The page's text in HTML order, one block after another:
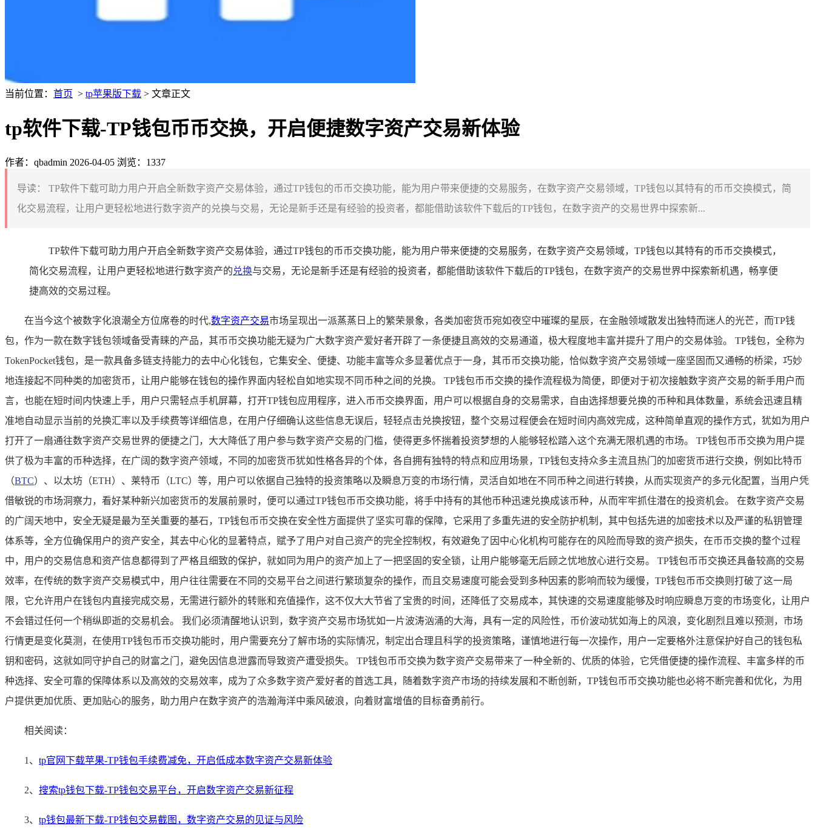
当前位置： 首页 > tp苹果版下载 > 文章正文
tp软件下载-TP钱包币币交换，开启便捷数字资产交易新体验
作者：qbadmin 2026-04-05 浏览：1337
导读：
TP软件下载可助力用户开启全新数字资产交易体验，通过TP钱包的币币交换功能，能为用户带来便捷的交易服务，在数字资产交易领域，TP钱包以其特有的币币交换模式，简
化交易流程，让用户更轻松地进行数字资产的兑换与交易，无论是新手还是有经验的投资者，都能借助该软件下载后的TP钱包，在数字资产的交易世界中探索新...
TP软件下载可助力用户开启全新数字资产交易体验，通过TP钱包的币币交换功能，能为用户带来便捷的交易服务，在数字资产交易领域，TP钱包以其特有的币币交换模式，
简化交易流程，让用户更轻松地进行数字资产的兑换与交易，无论是新手还是有经验的投资者，都能借助该软件下载后的TP钱包，在数字资产的交易世界中探索新机遇，畅享便
捷高效的交易过程。
在当今这个被数字化浪潮全方位席卷的时代,数字资产交易市场呈现出一派蒸蒸日上的繁荣景象，各类加密货币宛如夜空中璀璨的星辰，在金融领域散发出独特而迷人的光芒，而TP钱
包，作为一款在数字钱包领域备受青睐的产品，其币币交换功能无疑为广大数字资产爱好者开辟了一条便捷且高效的交易通道，极大程度地丰富并提升了用户的交易体验。 TP钱包，全称为
TokenPocket钱包，是一款具备多链支持能力的去中心化钱包，它集安全、便捷、功能丰富等众多显著优点于一身，其币币交换功能，恰似数字资产交易领域一座坚固而又通畅的桥梁，巧妙
地连接起不同种类的加密货币，让用户能够在钱包的操作界面内轻松自如地实现不同币种之间的兑换。 TP钱包币币交换的操作流程极为简便，即便对于初次接触数字资产交易的新手用户而
言，也能在短时间内快速上手，用户只需轻点手机屏幕，打开TP钱包应用程序，进入币币交换界面，用户可以根据自身的交易需求，自由选择想要兑换的币种和具体数量，系统会迅速且精
准地自动显示当前的兑换汇率以及手续费等详细信息，在用户仔细确认这些信息无误后，轻轻点击兑换按钮，整个交易过程便会在短时间内高效完成，这种简单直观的操作方式，犹如为用户
打开了一扇通往数字资产交易世界的便捷之门，大大降低了用户参与数字资产交易的门槛，使得更多怀揣着投资梦想的人能够轻松踏入这个充满无限机遇的市场。 TP钱包币币交换为用户提
供了极为丰富的币种选择，在广阔的数字资产领域，不同的加密货币犹如性格各异的个体，各自拥有独特的特点和应用场景，TP钱包支持众多主流且热门的加密货币进行交换，例如比特币
（BTC）、以太坊（ETH）、莱特币（LTC）等，用户可以依据自己独特的投资策略以及瞬息万变的市场行情，灵活自如地在不同币种之间进行转换，从而实现资产的多元化配置，当用户凭
借敏锐的市场洞察力，看好某种新兴加密货币的发展前景时，便可以通过TP钱包币币交换功能，将手中持有的其他币种迅速兑换成该币种，从而牢牢抓住潜在的投资机会。 在数字资产交易
的广阔天地中，安全无疑是最为至关重要的基石，TP钱包币币交换在安全性方面提供了坚实可靠的保障，它采用了多重先进的安全防护机制，其中包括先进的加密技术以及严谨的私钥管理
体系等，全方位确保用户的资产安全，其去中心化的显著特点，赋予了用户对自己资产的完全控制权，有效避免了因中心化机构可能存在的风险而导致的资产损失，在币币交换的整个过程
中，用户的交易信息和资产信息都得到了严格且细致的保护，就如同为用户的资产加上了一把坚固的安全锁，让用户能够毫无后顾之忧地放心进行交易。 TP钱包币币交换还具备较高的交易
效率，在传统的数字资产交易模式中，用户往往需要在不同的交易平台之间进行繁琐复杂的操作，而且交易速度可能会受到多种因素的影响而较为缓慢，TP钱包币币交换则打破了这一局
限，它允许用户在钱包内直接完成交易，无需进行额外的转账和充值操作，这不仅大大节省了宝贵的时间，还降低了交易成本，其快速的交易速度能够及时响应瞬息万变的市场变化，让用户
不会错过任何一个稍纵即逝的交易机会。 我们必须清醒地认识到，数字资产交易市场犹如一片波涛汹涌的大海，具有一定的风险性，币价波动犹如海上的风浪，变化剧烈且难以预测，市场
行情更是变化莫测，在使用TP钱包币币交换功能时，用户需要充分了解市场的实际情况，制定出合理且科学的投资策略，谨慎地进行每一次操作，用户一定要格外注意保护好自己的钱包私
钥和密码，这就如同守护自己的财富之门，避免因信息泄露而导致资产遭受损失。 TP钱包币币交换为数字资产交易带来了一种全新的、优质的体验，它凭借便捷的操作流程、丰富多样的币
种选择、安全可靠的保障体系以及高效的交易效率，成为了众多数字资产爱好者的首选工具，随着数字资产市场的持续发展和不断创新，TP钱包币币交换功能也必将不断完善和优化，为用
户提供更加优质、更加贴心的服务，助力用户在数字资产的浩瀚海洋中乘风破浪，向着财富增值的目标奋勇前行。
相关阅读：
1、 tp官网下载苹果-TP钱包手续费减免，开启低成本数字资产交易新体验
2、 搜索tp钱包下载-TP钱包交易平台，开启数字资产交易新征程
3、 tp钱包最新下载-TP钱包交易截图，数字资产交易的见证与风险